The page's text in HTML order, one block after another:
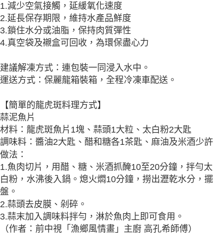
1.減少空氣接觸，延緩氧化速度
2.延長保存期限，維持水產品鮮度
3.鎖住水分或油脂，保持肉質彈性
4.真空袋及襯盒可回收，為環保盡心力
建議解凍方式：連包裝一同浸入水中。
運送方式：保麗龍箱裝箱，全程冷凍車配送。
【簡單的龍虎斑料理方式】
蒜泥魚片
材料：龍虎斑魚片1塊、蒜頭1大粒、太白粉2大匙
調味料：醬油2大匙、醋和糖各1茶匙、麻油及米酒少許
做法：
1.魚肉切片，用醋、糖、米酒抓醃10至20分鐘，拌勻太
白粉，水沸後入鍋。熄火燜10分鐘，撈出瀝乾水分，擺
盤。
2.蒜頭去皮膜、剁碎。
3.蒜末加入調味料拌勻，淋於魚肉上即可食用。
（作者：前中視「漁鄉風情畫」主廚 高孔希師傅）